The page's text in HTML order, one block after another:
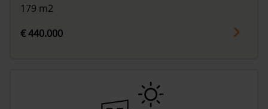
179 m2
€ 440.000